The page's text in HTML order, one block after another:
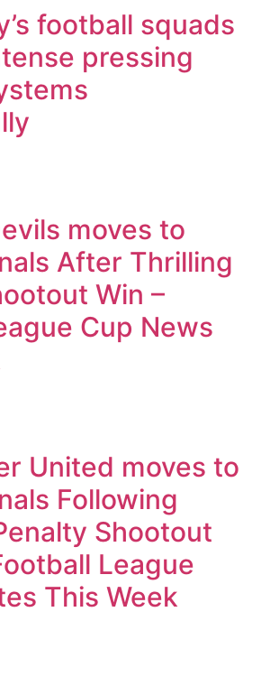
football squads
pressing
moves to
After Thrilling
Win –
Cup News
United moves to
Following
Shootout
League
This Week